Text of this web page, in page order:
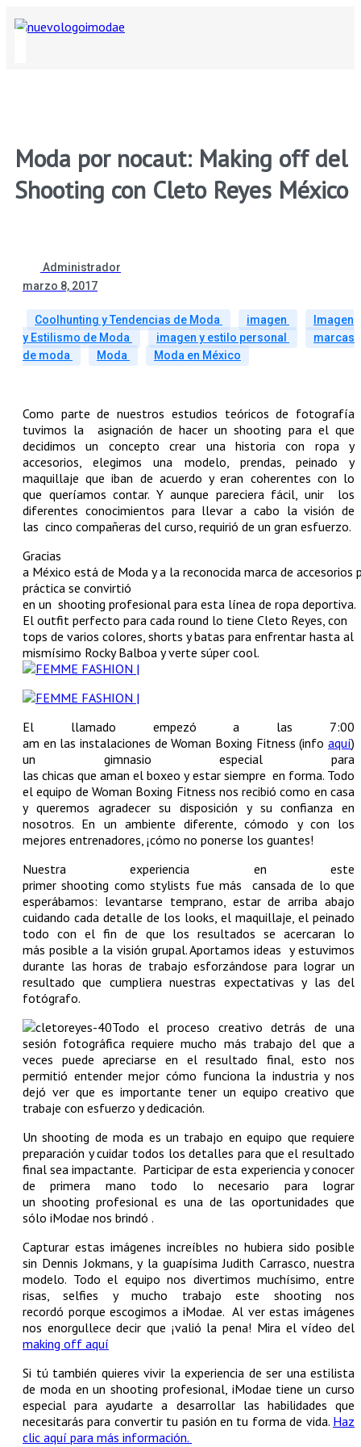
Moda por nocaut: Making off del
Shooting con Cleto Reyes México
Administrador
marzo 8, 2017
Coolhunting y Tendencias de Moda imagen
Imagen
y Estilismo de Moda
imagen y estilo personal
marcas
de moda
Moda Moda en México
Como parte de nuestros estudios teóricos de fotografía
tuvimos la asignación de hacer un shooting para el que
decidimos un concepto crear una historia con ropa y
accesorios, elegimos una modelo, prendas, peinado y
maquillaje que iban de acuerdo y eran coherentes con lo
que queríamos contar. Y aunque pareciera fácil, unir los
diferentes conocimientos para llevar a cabo la visión de
las cinco compañeras del curso, requirió de un gran esfuerzo.
Gracias
a México está de Moda y a la reconocida marca de accesorios
práctica se convirtió
en un shooting profesional para esta línea de ropa deportiva.
El outfit perfecto para cada round lo tiene Cleto Reyes, con
tops de varios colores, shorts y batas para enfrentar hasta al
mismísimo Rocky Balboa y verte súper cool.
El llamado empezó a las 7:00
am en las instalaciones de Woman Boxing Fitness (info aquí)
un gimnasio especial para
las chicas que aman el boxeo y estar siempre en forma. Todo
el equipo de Woman Boxing Fitness nos recibió como en casa
y queremos agradecer su disposición y su confianza en
nosotros. En un ambiente diferente, cómodo y con los
mejores entrenadores, ¡cómo no ponerse los guantes!
Nuestra experiencia en este
primer shooting como stylists fue más cansada de lo que
esperábamos: levantarse temprano, estar de arriba abajo
cuidando cada detalle de los looks, el maquillaje, el peinado
todo con el fin de que los resultados se acercaran lo
más posible a la visión grupal. Aportamos ideas y estuvimos
durante las horas de trabajo esforzándose para lograr un
resultado que cumpliera nuestras expectativas y las del
fotógrafo.
Todo el proceso creativo detrás de una
sesión fotográfica requiere mucho más trabajo del que a
veces puede apreciarse en el resultado final, esto nos
permitió entender mejor cómo funciona la industria y nos
dejó ver que es importante tener un equipo creativo que
trabaje con esfuerzo y dedicación.
Un shooting de moda es un trabajo en equipo que requiere
preparación y cuidar todos los detalles para que el resultado
final sea impactante. Participar de esta experiencia y conocer
de primera mano todo lo necesario para lograr
un shooting profesional es una de las oportunidades que
sólo iModae nos brindó .
Capturar estas imágenes increíbles no hubiera sido posible
sin Dennis Jokmans, y la guapísima Judith Carrasco, nuestra
modelo. Todo el equipo nos divertimos muchísimo, entre
risas, selfies y mucho trabajo este shooting nos
recordó porque escogimos a iModae. Al ver estas imágenes
nos enorgullece decir que ¡valió la pena! Mira el vídeo del
making off aquí
Si tú también quieres vivir la experiencia de ser una estilista
de moda en un shooting profesional, iModae tiene un curso
especial para ayudarte a desarrollar las habilidades que
necesitarás para convertir tu pasión en tu forma de vida. Haz
clic aquí para más información.